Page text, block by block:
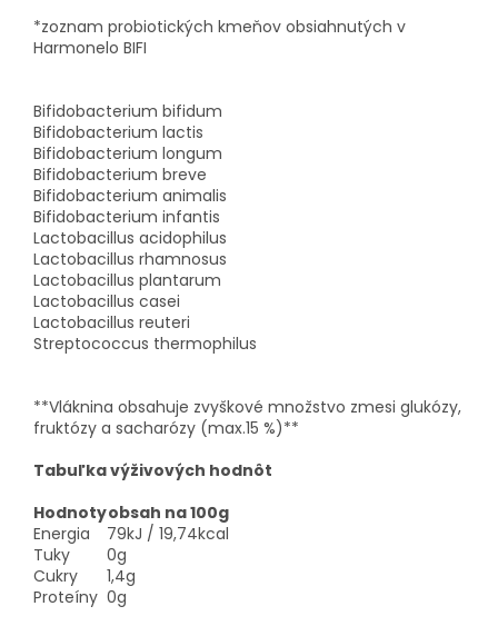
*zoznam probiotických kmeňov obsiahnutých v
Harmonelo BIFI
Bifidobacterium bifidum
Bifidobacterium lactis
Bifidobacterium longum
Bifidobacterium breve
Bifidobacterium animalis
Bifidobacterium infantis
Lactobacillus acidophilus
Lactobacillus rhamnosus
Lactobacillus plantarum
Lactobacillus casei
Lactobacillus reuteri
Streptococcus thermophilus
**Vláknina obsahuje zvyškové množstvo zmesi glukózy,
fruktózy a sacharózy (max.15 %)**
Tabuľka výživových hodnôt
Hodnotyobsah na 100g
Energia
79kJ / 19,74kcal
Tuky
0g
Cukry
1,4g
Proteíny 0g